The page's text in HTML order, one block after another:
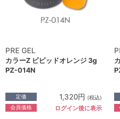
PRE GEL
カラーZ ビビッドオレンジ 3g
PZ-014N
定価 1,320円 (税込)
会員価格 ログイン後に表示